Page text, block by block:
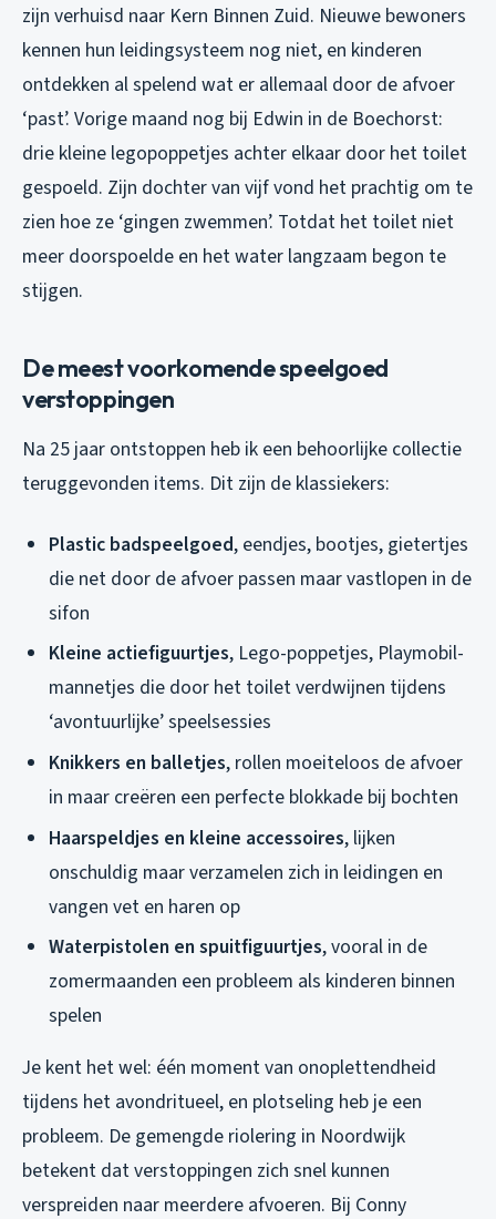
zijn verhuisd naar Kern Binnen Zuid. Nieuwe bewoners
kennen hun leidingsysteem nog niet, en kinderen
ontdekken al spelend wat er allemaal door de afvoer
‘past’. Vorige maand nog bij Edwin in de Boechorst:
drie kleine legopoppetjes achter elkaar door het toilet
gespoeld. Zijn dochter van vijf vond het prachtig om te
zien hoe ze ‘gingen zwemmen’. Totdat het toilet niet
meer doorspoelde en het water langzaam begon te
stijgen.
De meest voorkomende speelgoed
verstoppingen
Na 25 jaar ontstoppen heb ik een behoorlijke collectie
teruggevonden items. Dit zijn de klassiekers:
Plastic badspeelgoed, eendjes, bootjes, gietertjes
die net door de afvoer passen maar vastlopen in de
sifon
Kleine actiefiguurtjes, Lego-poppetjes, Playmobil-
mannetjes die door het toilet verdwijnen tijdens
‘avontuurlijke’ speelsessies
Knikkers en balletjes, rollen moeiteloos de afvoer
in maar creëren een perfecte blokkade bij bochten
Haarspeldjes en kleine accessoires, lijken
onschuldig maar verzamelen zich in leidingen en
vangen vet en haren op
Waterpistolen en spuitfiguurtjes, vooral in de
zomermaanden een probleem als kinderen binnen
spelen
Je kent het wel: één moment van onoplettendheid
tijdens het avondritueel, en plotseling heb je een
probleem. De gemengde riolering in Noordwijk
betekent dat verstoppingen zich snel kunnen
verspreiden naar meerdere afvoeren. Bij Conny